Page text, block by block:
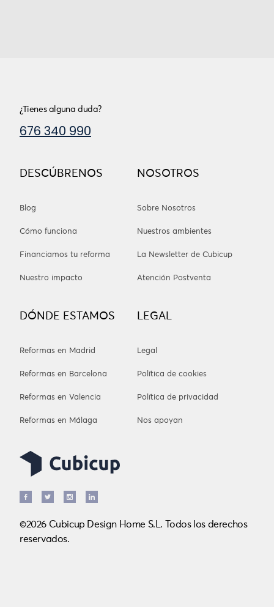
DESCÚBRENOS
Blog
Cómo funciona
Financiamos tu reforma
Nuestro impacto
NOSOTROS
Sobre Nosotros
Nuestros ambientes
La Newsletter de Cubicup
Atención Postventa
DÓNDE ESTAMOS
Reformas en Madrid
Reformas en Barcelona
Reformas en Valencia
Reformas en Málaga
LEGAL
Legal
Política de cookies
Política de privacidad
Nos apoyan
¿Tienes alguna duda?
676 340 990
©2026 Cubicup Design Home S.L. Todos los derechos
reservados.